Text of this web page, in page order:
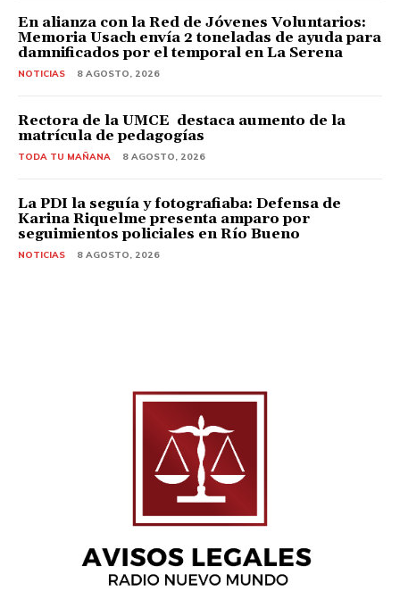
En alianza con la Red de Jóvenes Voluntarios:
Memoria Usach envía 2 toneladas de ayuda para
damnificados por el temporal en La Serena
NOTICIAS 8 AGOSTO, 2026
Rectora de la UMCE destaca aumento de la
matrícula de pedagogías
TODA TU MAÑANA 8 AGOSTO, 2026
La PDI la seguía y fotografiaba: Defensa de
Karina Riquelme presenta amparo por
seguimientos policiales en Río Bueno
NOTICIAS 8 AGOSTO, 2026